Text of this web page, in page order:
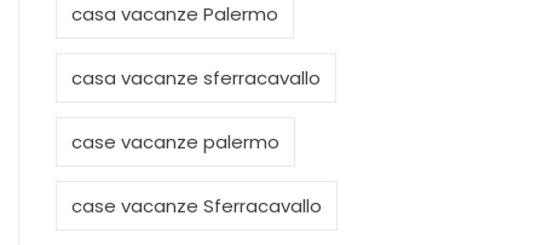
casa vacanze Palermo
casa vacanze sferracavallo
case vacanze palermo
case vacanze Sferracavallo